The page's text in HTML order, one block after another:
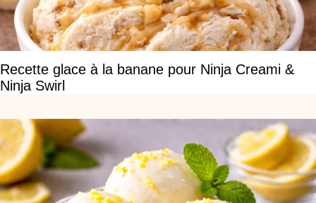
Recette glace à la banane pour Ninja Creami &
Ninja Swirl